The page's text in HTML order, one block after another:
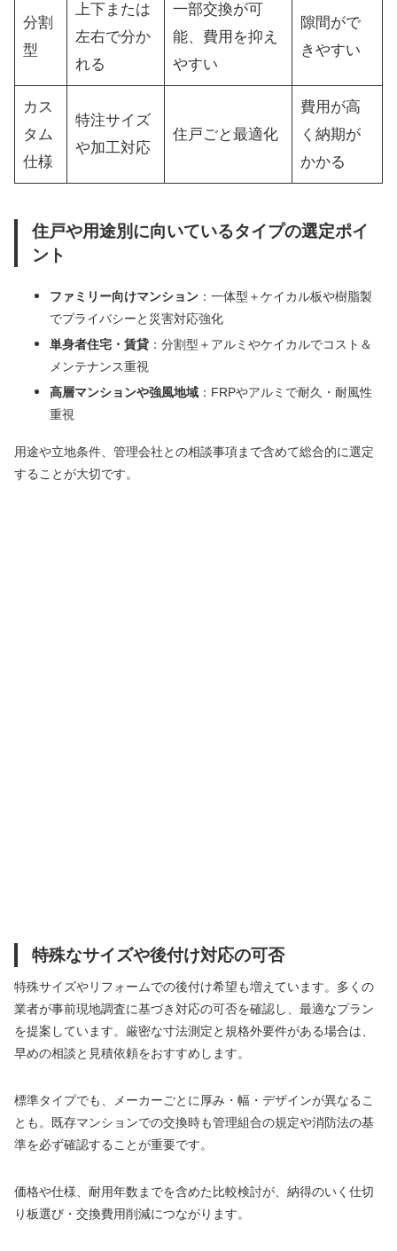
分割
型
上下または
左右で分か
れる
一部交換が可
能、費用を抑え
やすい
隙間がで
きやすい
カス
タム
仕様
特注サイズ
や加工対応
住戸ごと最適化
費用が高
く納期が
かかる
住戸や用途別に向いているタイプの選定ポイ
ント
ファミリー向けマンション ：一体型＋ケイカル板や樹脂製
でプライバシーと災害対応強化
単身者住宅・賃貸 ：分割型＋アルミやケイカルでコスト＆
メンテナンス重視
高層マンションや強風地域 ：FRPやアルミで耐久・耐風性
重視
用途や立地条件、管理会社との相談事項まで含めて総合的に選定
することが大切です。
特殊なサイズや後付け対応の可否
特殊サイズやリフォームでの後付け希望も増えています。多くの
業者が事前現地調査に基づき対応の可否を確認し、最適なプラン
を提案しています。厳密な寸法測定と規格外要件がある場合は、
早めの相談と見積依頼をおすすめします。
標準タイプでも、メーカーごとに厚み・幅・デザインが異なるこ
とも。既存マンションでの交換時も管理組合の規定や消防法の基
準を必ず確認することが重要です。
価格や仕様、耐用年数までを含めた比較検討が、納得のいく仕切
り板選び・交換費用削減につながります。